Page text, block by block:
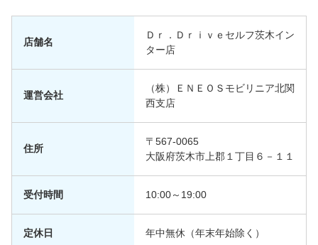
店舗名
Ｄｒ．Ｄｒｉｖｅセルフ茨木イン
ター店
運営会社
（株）ＥＮＥＯＳモビリニア北関
西支店
住所
〒567-0065
大阪府茨木市上郡１丁目６－１１
受付時間 10:00～19:00
定休日 年中無休（年末年始除く）